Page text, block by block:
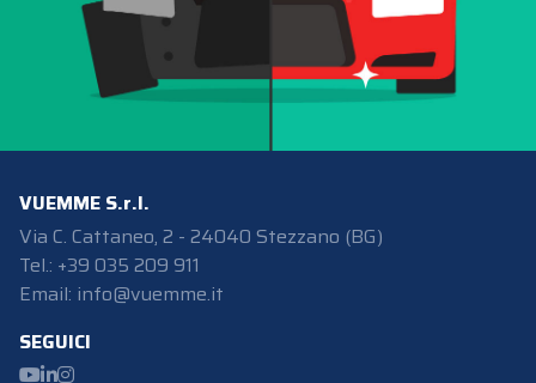
VUEMME S.r.l.
Via C. Cattaneo, 2 - 24040 Stezzano (BG)
Tel.: +39 035 209 911
Email: info@vuemme.it
SEGUICI